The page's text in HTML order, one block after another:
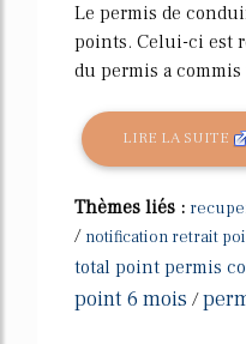
Le permis de
points. Celui-ci est
du permis a
LIRE LA SUITE
Thèmes liés :
/ notification retrait
total point permis
point 6 mois /